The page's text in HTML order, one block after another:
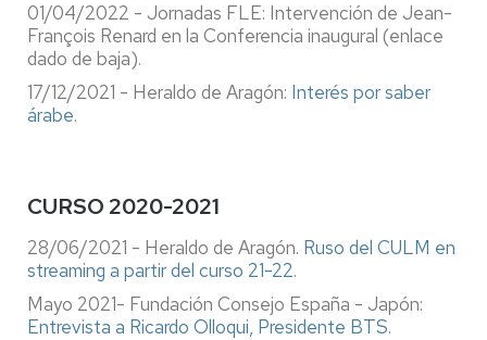
01/04/2022 - Jornadas FLE: Intervención de Jean-
François Renard en la Conferencia inaugural (enlace
dado de baja).
17/12/2021 - Heraldo de Aragón: Interés por saber
árabe.
CURSO 2020-2021
28/06/2021 - Heraldo de Aragón. Ruso del CULM en
streaming a partir del curso 21-22.
Mayo 2021- Fundación Consejo España - Japón:
Entrevista a Ricardo Olloqui, Presidente BTS.